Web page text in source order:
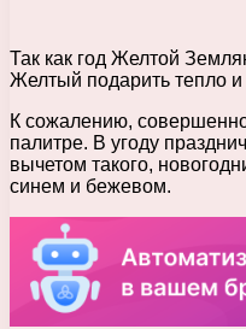
Так как год Желтой
Желтый подарить тепло и
К сожалению,
палитре. В угоду
вычетом такого,
синем и бежевом.